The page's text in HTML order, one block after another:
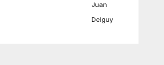
Juan
Delguy